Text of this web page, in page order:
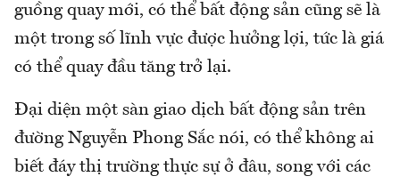
guồng quay mới, có thể bất động sản cũng sẽ là
một trong số lĩnh vực được hưởng lợi, tức là giá
có thể quay đầu tăng trở lại.
Đại diện một sàn giao dịch bất động sản trên
đường Nguyễn Phong Sắc nói, có thể không ai
biết đáy thị trường thực sự ở đâu, song với các